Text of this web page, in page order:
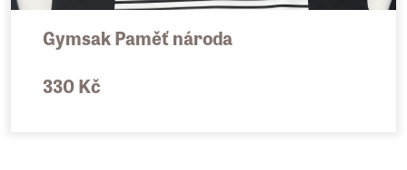
Gymsak Paměť národa
330 Kč